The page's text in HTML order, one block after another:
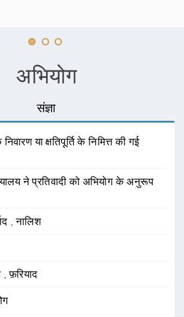
अभियोग
संज्ञा
या क्षतिपूर्ति के निमित्त की गई
ने प्रतिवादी को अभियोग के अनुरूप
,नालिश
,फ़रियाद